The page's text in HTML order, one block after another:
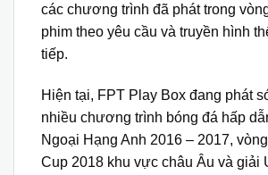
các chương trình đã phát trong
phim theo yêu cầu và truyền hình
tiếp.
Hiện tại, FPT Play Box đang phát
nhiều chương trình bóng đá hấp
Ngoại Hạng Anh 2016 – 2017,
Cup 2018 khu vực châu Âu và giải